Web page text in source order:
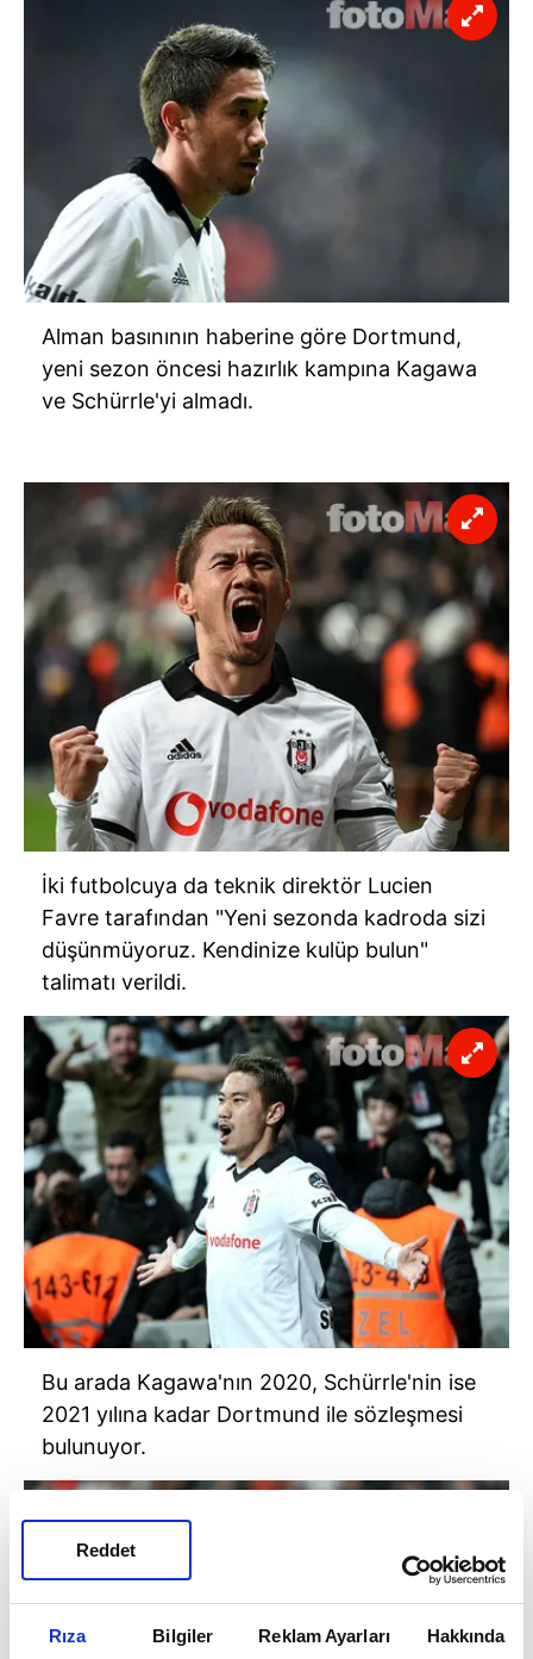
Rıza Bilgiler Reklam Ayarları Hakkında
Reddet
Alman basınının haberine göre Dortmund,
yeni sezon öncesi hazırlık kampına Kagawa
ve Schürrle'yi almadı.
İki futbolcuya da teknik direktör Lucien
Favre tarafından "Yeni sezonda kadroda sizi
düşünmüyoruz. Kendinize kulüp bulun"
talimatı verildi.
Bu arada Kagawa'nın 2020, Schürrle'nin ise
2021 yılına kadar Dortmund ile sözleşmesi
bulunuyor.